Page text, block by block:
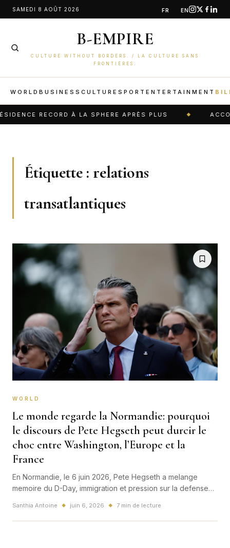
AllerSAMEDI 8 AOÛT 2026 FR EN
B-EMPIRE
CULTURE WITHOUT BORDERS. / LA CULTURE SANS
FRONTIÈRES.
WORLD BUSINESS CULTURE SPORT ENTERTAINMENT
RECORD À LA SPHERE APRÈS PLUS
Étiquette : relations
transatlantiques
WORLD
Le monde regarde la Normandie: pourquoi
le discours de Pete Hegseth peut durcir le
choc entre Washington, l’Europe et la
France
En Normandie, le 6 juin 2026, Pete Hegseth a melange
memoire du D-Day, immigration et pression sur la defense
peser sur les relations entre Washington, l'Europe et la
France.
Santhia Antoine ◆ juin 6, 2026 ◆ 7 min de lecture